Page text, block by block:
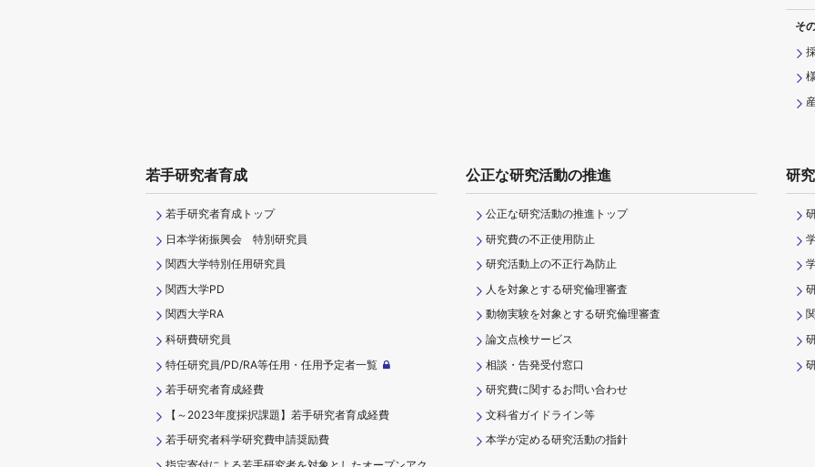
そ
若手研究者育成
若手研究者育成トップ
日本学術振興会 特別研究員
関西大学特別任用研究員
関西大学PD
関西大学RA
科研費研究員
特任研究員/PD/RA等任用・任用予定者一覧
若手研究者育成経費
【～2023年度採択課題】若手研究者育成経費
若手研究者科学研究費申請奨励費
公正な研究活動の推進
公正な研究活動の推進トップ
研究費の不正使用防止
研究活動上の不正行為防止
人を対象とする研究倫理審査
動物実験を対象とする研究倫理審査
論文点検サービス
相談・告発受付窓口
研究費に関するお問い合わせ
文科省ガイドライン等
本学が定める研究活動の指針
研